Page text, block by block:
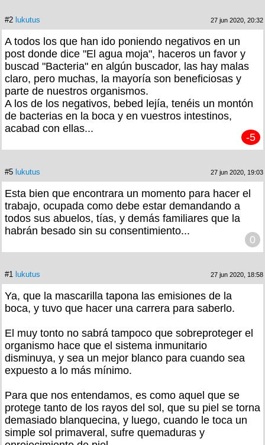
#2 lukutus 27 jun 2020, 20:32
A todos los que han ido poniendo negativos en un
post donde dice "El agua moja", haceros un favor y
buscad "Bacteria" en algún buscador, las hay malas
claro, pero muchas, la mayoría son beneficiosas y
parte de nuestros organismos.
A los de los negativos, bebed lejía, tenéis un montón
de bacterias en la boca y en vuestros intestinos,
acabad con ellas...
-5
#5 lukutus 27 jun 2020, 19:03
Esta bien que encontrara un momento para hacer el
trabajo, ocupada como debe estar demandando a
todos sus abuelos, tías, y demás familiares que la
habrán besado sin su consentimiento...
0
#1 lukutus 27 jun 2020, 18:58
Ya, que la mascarilla tapona las emisiones de la
boca, y tuvo que hacer una carrera para saberlo.
El muy tonto no sabrá tampoco que sobreproteger el
organismo hace que el sistema inmunitario
disminuya, y sea un mejor blanco para cuando sea
expuesto a lo más mínimo.
Para que nos entendamos, es como aquel que se
protege tanto de los rayos del sol, que su piel se torna
demasiado blanquecina, y luego, cuando le toca un
simple sol primaveral, sufre quemaduras y